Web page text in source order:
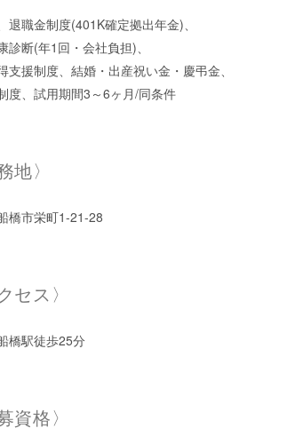
退職金制度(401K確定拠出年金)、
診断(年1回・会社負担)、
支援制度、結婚・出産祝い金・慶弔金、
度、試用期間3～6ヶ月/同条件
地〉
橋市栄町1-21-28
セス〉
橋駅徒歩25分
資格〉